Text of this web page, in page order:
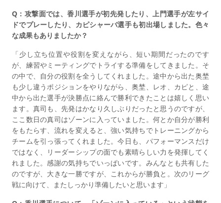
Q：攻撃面では、香川選手が初先発したり、上門選手が左サイ
ドでプレーしたり、カピシャーバ選手も初出場しました。色々
な成果もありましたか？
「少し立ち位置や役割を変えながら、短い期間だったのです
が、練習やミーティングでトライする準備をしてきました。そ
の中で、自分の役割を全うしてくれました。途中から出た奥埜
も少し違うポジションをやりながら、奥埜、レオ、カピと、途
中から出た選手が決勝点に絡んで勝利できたことは嬉しく思い
ます。真司も、先発はかなり久しぶりだったと思うのですが、
ここ数日の真司はゾーンに入っていました。何とか自分が勝利
をもたらす、流れを変えると、強い気持ちでトレーニングから
チームを引っ張ってくれました。今日も、パフォーマンスだけ
ではなく、リーダーシップの面でも素晴らしい力を発揮してく
れました。感謝の気持ちでいっぱいです。みんなとも共有した
のですが、大きな一勝ですが、これからが勝負と。次のリーグ
戦に向けて、またしっかり準備したいと思います」